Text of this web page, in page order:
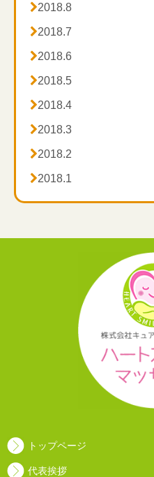
2018.8
2018.7
2018.6
2018.5
2018.4
2018.3
2018.2
2018.1
トップページ
代表挨拶